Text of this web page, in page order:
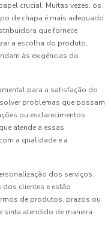
crucial. Muitas vezes, os
de chapa é mais adequado
que fornece
a escolha do produto,
às exigências do
para a satisfação do
problemas que possam
ou esclarecimentos
atende a essas
a qualidade e a
dos serviços.
clientes e estão
de produtos, prazos ou
sinta atendido de maneira